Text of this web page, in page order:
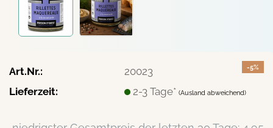
-5%
Art.Nr.:
20023
Lieferzeit:
2-3 Tage*(Ausland abweichend)